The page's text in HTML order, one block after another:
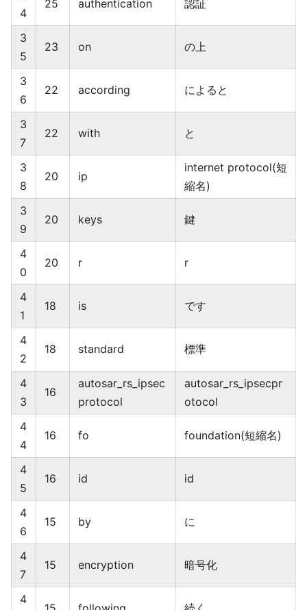
4
25 authentication 認証
3
5
23 on の上
3
6
22 according によると
3
7
22 with と
3
8
20 ip
internet protocol(短
縮名)
3
9
20 keys 鍵
4
0
20 r r
4
1
18 is です
4
2
18 standard 標準
4
3
16
autosar_rs_ipsec
protocol
autosar_rs_ipsecpr
otocol
4
4
16 fo foundation(短縮名)
4
5
16 id id
4
6
15 by に
4
7
15 encryption 暗号化
4